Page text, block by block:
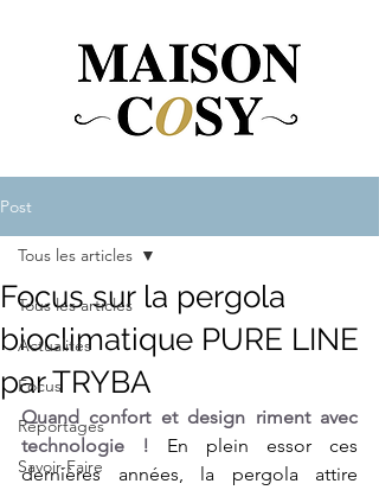
Post
Tous les articles
Actualités
Focus
Reportages
Savoir-Faire
Tous les articles
Focus sur la pergola
bioclimatique PURE LINE
par TRYBA
Quand confort et design riment avec
technologie ! En plein essor ces
dernières années, la pergola attire